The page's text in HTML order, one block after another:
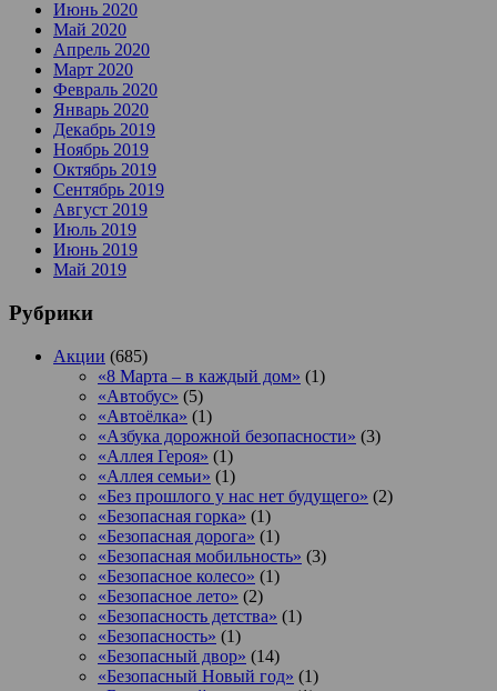
Июнь 2020
Май 2020
Апрель 2020
Март 2020
Февраль 2020
Январь 2020
Декабрь 2019
Ноябрь 2019
Октябрь 2019
Сентябрь 2019
Август 2019
Июль 2019
Июнь 2019
Май 2019
Рубрики
Акции (685)
«8 Марта – в каждый дом» (1)
«Автобус» (5)
«Автоёлка» (1)
«Азбука дорожной безопасности» (3)
«Аллея Героя» (1)
«Аллея семьи» (1)
«Без прошлого у нас нет будущего» (2)
«Безопасная горка» (1)
«Безопасная дорога» (1)
«Безопасная мобильность» (3)
«Безопасное колесо» (1)
«Безопасное лето» (2)
«Безопасность детства» (1)
«Безопасность» (1)
«Безопасный двор» (14)
«Безопасный Новый год» (1)